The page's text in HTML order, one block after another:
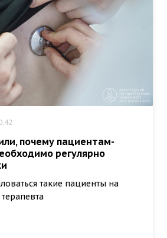
почему пациентам-
регулярно
такие пациенты на